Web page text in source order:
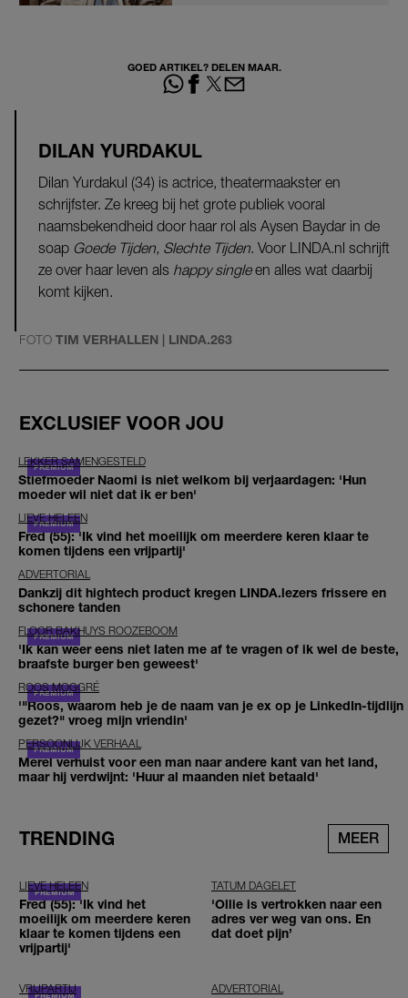
GOED ARTIKEL? DELEN MAAR.
DILAN YURDAKUL
Dilan Yurdakul (34) is actrice, theatermaakster en
schrijfster. Ze kreeg bij het grote publiek vooral
naamsbekendheid door haar rol als Aysen Baydar in de
soap Goede Tijden, Slechte Tijden. Voor LINDA.nl schrijft
ze over haar leven als happy singleen alles wat daarbij
komt kijken.
FOTO TIM VERHALLEN | LINDA.263
EXCLUSIEF VOOR JOU
LEKKER SAMENGESTELD
Stiefmoeder Naomi is niet welkom bij verjaardagen: 'Hun
moeder wil niet dat ik er ben'
LIEVE HELEEN
Fred (55): 'Ik vind het moeilijk om meerdere keren klaar te
komen tijdens een vrijpartij'
ADVERTORIAL
Dankzij dit hightech product kregen LINDA.lezers frissere en
schonere tanden
FLOOR BAKHUYS ROOZEBOOM
'Ik kan weer eens niet laten me af te vragen of ik wel de beste,
braafste burger ben geweest'
ROOS MOGGRÉ
'"Roos, waarom heb je de naam van je ex op je LinkedIn-tijdlijn
gezet?" vroeg mijn vriendin'
PERSOONLIJK VERHAAL
Merel verhuist voor een man naar andere kant van het land,
maar hij verdwijnt: 'Huur al maanden niet betaald'
TRENDING MEER
LIEVE HELEEN
Fred (55): 'Ik vind het
moeilijk om meerdere keren
klaar te komen tijdens een
vrijpartij'
TATUM DAGELET
'Ollie is vertrokken naar een
adres ver weg van ons. En
dat doet pijn’
VRIJPARTIJ ADVERTORIAL